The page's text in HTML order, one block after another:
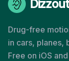
Dizzout
Drug-free
in cars, planes,
Free on iOS